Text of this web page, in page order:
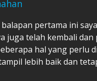
pertama ini
juga telah kembali
hal yang perlu
lebih baik dan